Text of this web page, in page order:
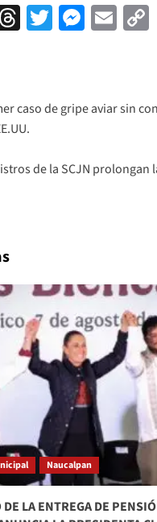
Threads
Twitter
caso de gripe aviar sin
de la SCJN prolongan
Naucalpan
DE LA ENTREGA DE